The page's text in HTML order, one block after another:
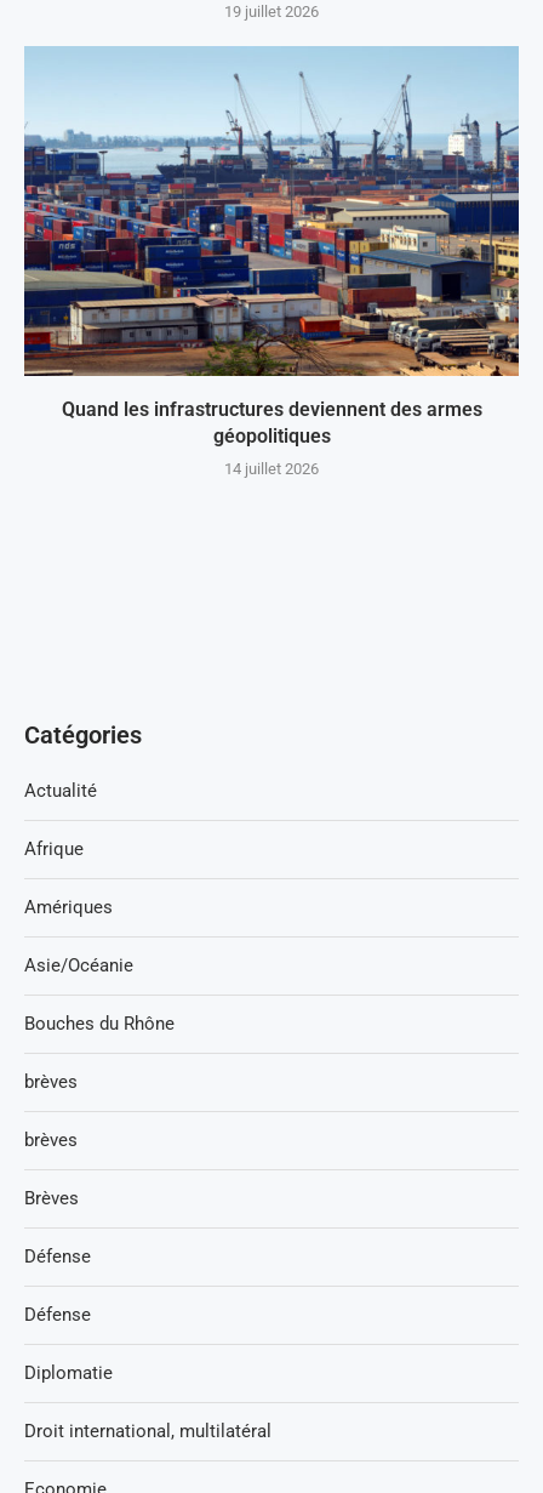
19 juillet 2026
Quand les infrastructures deviennent des armes
géopolitiques
14 juillet 2026
Catégories
Actualité
Afrique
Amériques
Asie/Océanie
Bouches du Rhône
brèves
brèves
Brèves
Défense
Défense
Diplomatie
Droit international, multilatéral